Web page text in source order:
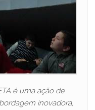
é uma ação de
inovadora,